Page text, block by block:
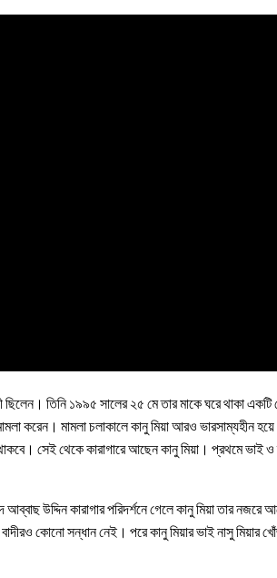
ছিলেন। তিনি ১৯৯৫ সালের ২৫ মে তার মাকে ঘরে থাকা
করেন। মামলা চলাকালে কানু মিয়া আরও
সেই থেকে কারাগারে আছেন কানু মিয়া। প্রথমে ভাই
উদ্দিন কারাগার পরিদর্শনে গেলে কানু মিয়া তার
কোনো সন্ধান নেই। পরে কানু মিয়ার ভাই নাসু